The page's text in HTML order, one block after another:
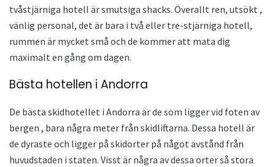
tvåstjärniga hotell är smutsiga shacks. Överallt ren, utsökt ,
vänlig personal, det är bara i två eller tre-stjärniga hotell,
rummen är mycket små och de kommer att mata dig
maximalt en gång om dagen.
Bästa hotellen i Andorra
De bästa skidhotellet i Andorra är de som ligger vid foten av
bergen , bara några meter från skidliftarna. Dessa hotell är
de dyraste och ligger på skidorter på något avstånd från
huvudstaden i staten. Visst är några av dessa orter så stora